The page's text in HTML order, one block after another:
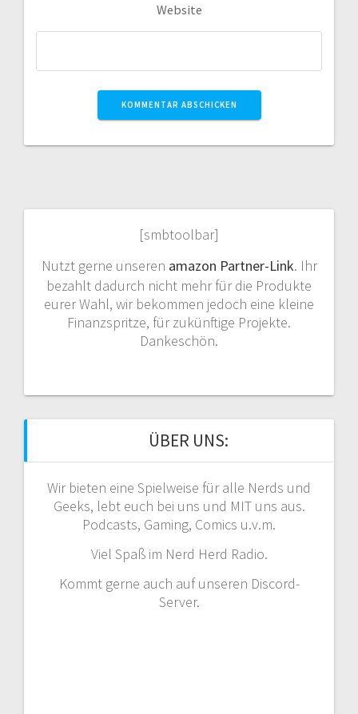
Website
[smbtoolbar]
Nutzt gerne unseren amazon Partner-Link. Ihr
bezahlt dadurch nicht mehr für die Produkte
eurer Wahl, wir bekommen jedoch eine kleine
Finanzspritze, für zukünftige Projekte.
Dankeschön.
ÜBER UNS:
Wir bieten eine Spielweise für alle Nerds und
Geeks, lebt euch bei uns und MIT uns aus.
Podcasts, Gaming, Comics u.v.m.
Viel Spaß im Nerd Herd Radio.
Kommt gerne auch auf unseren Discord-
Server.